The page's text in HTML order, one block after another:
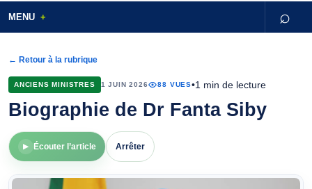
MENU ⌕
← Retour à la rubrique
ANCIENS MINISTRES 1 JUIN 2026 88 VUES•1 min de lecture
Biographie de Dr Fanta Siby
▶ Écouter l’article Arrêter